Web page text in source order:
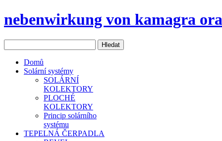
nebenwirkung von kamagra
Domů
Solární systémy
SOLÁRNÍ
KOLEKTORY
PLOCHÉ
KOLEKTORY
Princip solárního
systému
TEPELNÁ ČERPADLA